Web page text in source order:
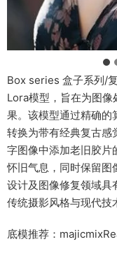
Box series 盒子系列/
Lora模型，旨在为图
果。该模型通过精确的
转换为带有经典复古感
字图像中添加老旧胶片
怀旧气息，同时保留图
设计及图像修复领域具
传统摄影风格与现代技
底模推荐：